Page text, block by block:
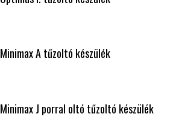
Minimax A tűzoltó készülék
Minimax J porral oltó tűzoltó készülék